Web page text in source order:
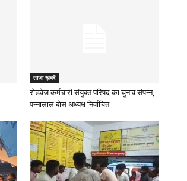
ताज़ा ख़बरें
रोडवेज कर्मचारी संयुक्त परिषद का चुनाव संपन्न,
पन्नालाल बोस अध्यक्ष निर्वाचित